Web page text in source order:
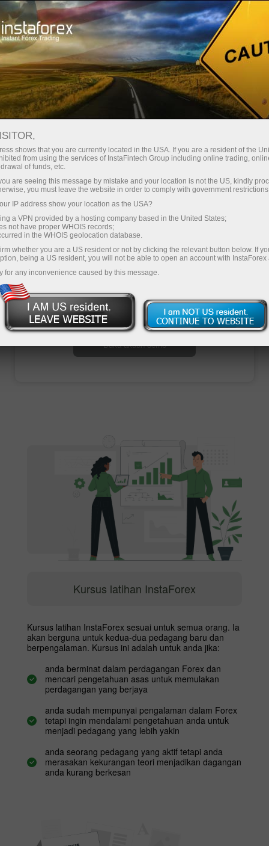
Untuk Pedagang baru
Kursus latihan InstaForex untuk
Adakah anda baru terjun ke dunia Forex? Jangan
lepaskan tawaran kami! Buka akaun dagangan
langsung dan rebut peluang untuk memuat turun
kursus latihan untuk pedagang baru yang
disediakan oleh profesional InstaForex.
Buka akaun perdagangan
Buka akaun demo
Kursus latihan InstaForex
Kursus latihan InstaForex sesuai untuk semua orang. Ia
akan berguna untuk kedua-dua pedagang baru dan
berpengalaman. Kursus ini adalah untuk anda jika:
anda berminat dalam perdagangan Forex dan
mencari pengetahuan asas untuk memulakan
perdagangan yang berjaya
anda sudah mempunyai pengalaman dalam Forex
tetapi ingin mendalami pengetahuan anda untuk
menjadi pedagang yang lebih yakin
anda seorang pedagang yang aktif tetapi anda
merasakan kekurangan teori menjadikan dagangan
anda kurang berkesan
shows that you are currently located in the USA. If you are a resident of the
from using the services of InstaFintech Group including online trading,
of funds, etc.
are seeing this message by mistake and your location is not the US, kindly
you must leave the website in order to comply with government
IP address show your location as the USA?
a VPN provided by a hosting company based in the United States;
not have proper WHOIS records;
in the WHOIS geolocation database.
whether you are a US resident or not by clicking the relevant button below. If
being a US resident, you will not be able to open an account with InstaForex
for any inconvenience caused by this message.